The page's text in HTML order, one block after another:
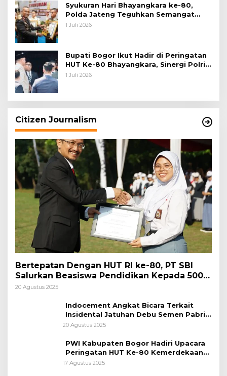
Syukuran Hari Bhayangkara ke-80,
Polda Jateng Teguhkan Semangat
Pengabdian dan Pererat Kebersamaan
1 Juli 2026
Bupati Bogor Ikut Hadir di Peringatan
HUT Ke-80 Bhayangkara, Sinergi Polri
dan Pemkab Bogor Jadi Kunci Menjaga
1 Juli 2026
Citizen Journalism
Bertepatan Dengan HUT RI ke-80, PT SBI
Salurkan Beasiswa Pendidikan Kepada 500
Pelajar
20 Agustus 2025
Indocement Angkat Bicara Terkait
Insidental Jatuhan Debu Semen Pabrik
Citeureup
20 Agustus 2025
PWI Kabupaten Bogor Hadiri Upacara
Peringatan HUT Ke-80 Kemerdekaan
RI, di Lapangan Tegar Beriman
17 Agustus 2025